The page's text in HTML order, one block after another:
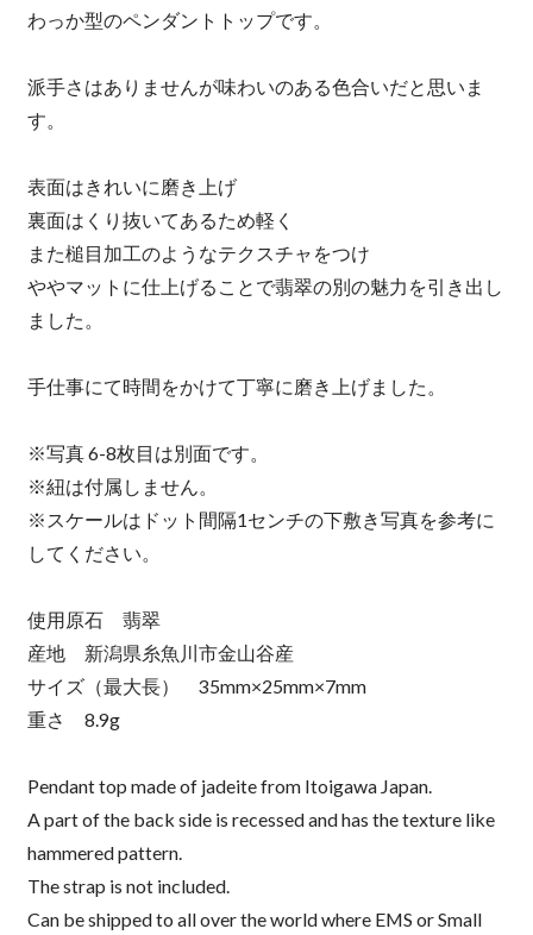
わっか型のペンダントトップです。
派手さはありませんが味わいのある色合いだと思いま
す。
表面はきれいに磨き上げ
裏面はくり抜いてあるため軽く
また槌目加工のようなテクスチャをつけ
ややマットに仕上げることで翡翠の別の魅力を引き出し
ました。
手仕事にて時間をかけて丁寧に磨き上げました。
※写真 6-8枚目は別面です。
※紐は付属しません。
※スケールはドット間隔1センチの下敷き写真を参考に
してください。
使用原石 翡翠
産地 新潟県糸魚川市金山谷産
サイズ（最大長） 35mm×25mm×7mm
重さ 8.9g
Pendant top made of jadeite from Itoigawa Japan.
A part of the back side is recessed and has the texture like
hammered pattern.
The strap is not included.
Can be shipped to all over the world where EMS or Small